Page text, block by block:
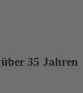
35 Jahren